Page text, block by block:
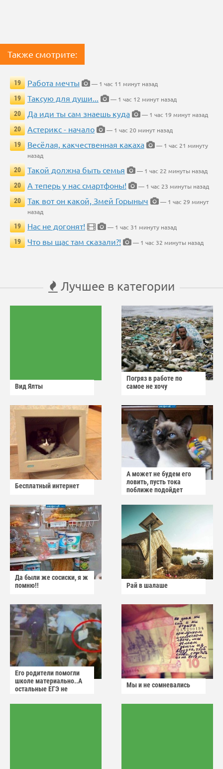
Также смотрите:
19 Работа мечты
— 1 час 11 минут назад
19
Таксую для души...
— 1 час 12 минут назад
20
Да иди ты сам знаешь куда
— 1 час 19 минут назад
20
Астерикс - начало
— 1 час 20 минут назад
19
Весёлая, какчественная какаха
— 1 час 21 минуту
назад
20
Такой должна быть семья
— 1 час 22 минуты назад
20
А теперь у нас смартфоны!
— 1 час 23 минуты назад
20
Так вот он какой, Змей Горыныч
— 1 час 29 минут
назад
19
Нас не догонят!
— 1 час 31 минуту назад
19
Что вы щас там сказали?! — 1 час 32 минуты назад
Лучшее в категории
Вид Ялты
Погряз в работе по
самое не хочу
Бесплатный интернет
А может не будем его
ловить, пусть тока
поближе подойдет
Да были же сосиски, я ж
помню!!
Рай в шалаше
Его родители помогли
школе материально..А
остальные ЕГЭ не
Мы и не сомневались